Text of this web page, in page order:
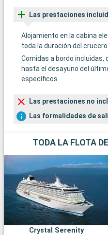
Las prestaciones
Alojamiento en la cabina
toda la duración del crucero
Comidas a bordo incluidas,
hasta el desayuno del
específicos
Las prestaciones no
Las formalidades de
TODA LA FLOTA
Crystal Serenity